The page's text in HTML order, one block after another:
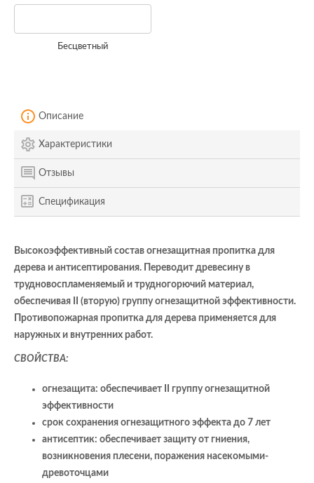
Бесцветный
Описание
Характеристики
Отзывы
Спецификация
Высокоэффективный состав огнезащитная пропитка для
дерева и антисептирования. Переводит древесину в
трудновоспламеняемый и трудногорючий материал,
обеспечивая II (вторую) группу огнезащитной эффективности.
Противопожарная пропитка для дерева применяется для
наружных и внутренних работ.
СВОЙСТВА:
огнезащита: обеспечивает II группу огнезащитной
эффективности
срок сохранения огнезащитного эффекта до 7 лет
антисептик: обеспечивает защиту от гниения,
возникновения плесени, поражения насекомыми-
древоточцами